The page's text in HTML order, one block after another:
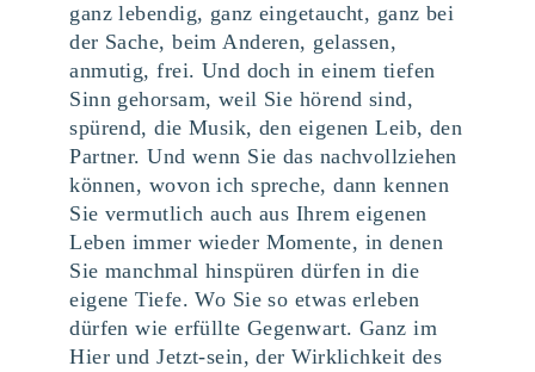
ganz lebendig, ganz eingetaucht, ganz bei
der Sache, beim Anderen, gelassen,
anmutig, frei. Und doch in einem tiefen
Sinn gehorsam, weil Sie hörend sind,
spürend, die Musik, den eigenen Leib, den
Partner. Und wenn Sie das nachvollziehen
können, wovon ich spreche, dann kennen
Sie vermutlich auch aus Ihrem eigenen
Leben immer wieder Momente, in denen
Sie manchmal hinspüren dürfen in die
eigene Tiefe. Wo Sie so etwas erleben
dürfen wie erfüllte Gegenwart. Ganz im
Hier und Jetzt-sein, der Wirklichkeit des